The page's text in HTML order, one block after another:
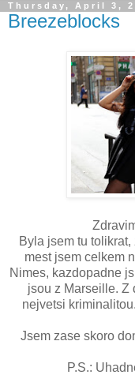
Thursday, April 3,
Breezeblocks
Byla jsem tu
mest jsem celkem
Nimes, kazdopadne
jsou z Marseille. Z
nejvetsi
Jsem zase skoro
P.S.: